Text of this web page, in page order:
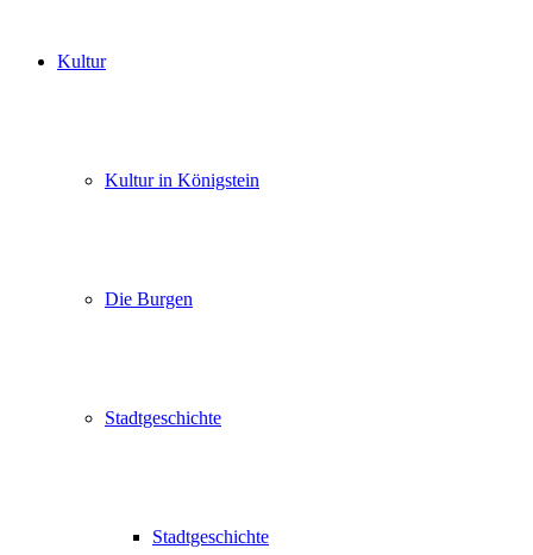
Kultur
Kultur in Königstein
Die Burgen
Stadtgeschichte
Stadtgeschichte